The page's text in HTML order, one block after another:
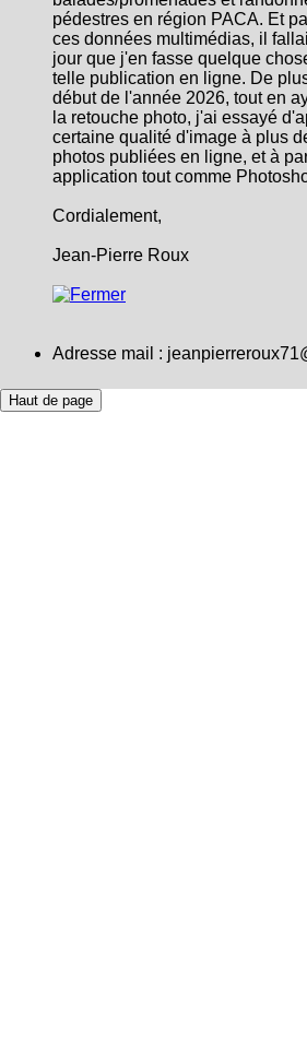
pédestres en région PACA. Et
ces données multimédias, il
jour que j'en fasse quelque
telle publication en ligne. De
début de l'année 2026, tout en
la retouche photo, j'ai essayé
certaine qualité d'image à plus
photos publiées en ligne, et à
application tout comme
Cordialement,
Jean-Pierre Roux
Adresse mail :
Haut de page